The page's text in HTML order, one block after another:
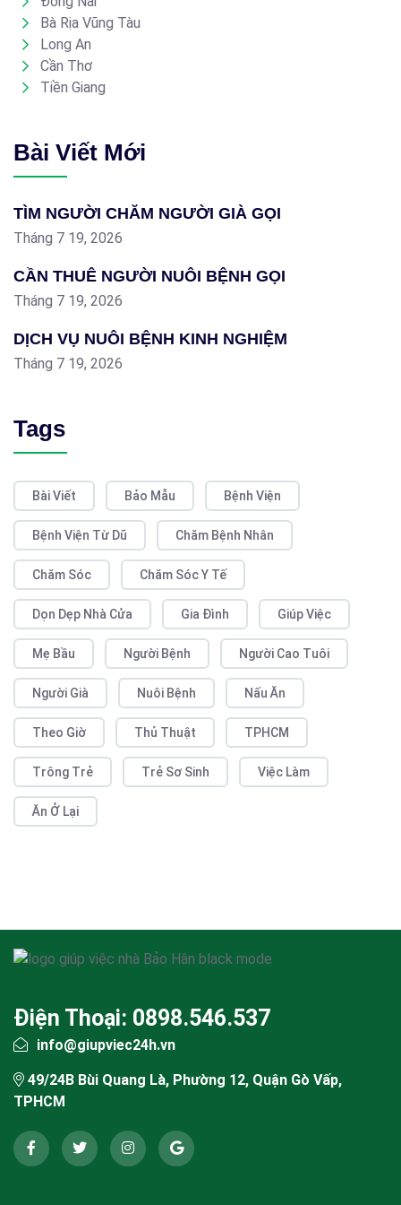
Bà Rịa Vũng Tàu
Long An
Cần Thơ
Tiền Giang
Bài Viết Mới
TÌM NGƯỜI CHĂM NGƯỜI GIÀ GỌI
Tháng 7 19, 2026
CẦN THUÊ NGƯỜI NUÔI BỆNH GỌI
Tháng 7 19, 2026
DỊCH VỤ NUÔI BỆNH KINH NGHIỆM
Tháng 7 19, 2026
Tags
Bài Viết Bảo Mẫu Bệnh Viện
Bệnh Viện Từ Dũ Chăm Bệnh Nhân
Chăm Sóc Chăm Sóc Y Tế
Dọn Dẹp Nhà Cửa Gia Đình Giúp Việc
Mẹ Bầu Người Bệnh Người Cao Tuôi
Người Già Nuôi Bệnh Nấu Ăn
Theo Giờ Thủ Thuật TPHCM
Trông Trẻ Trẻ Sơ Sinh Việc Làm
Ăn Ở Lại
Điện Thoại: 0898.546.537
info@giupviec24h.vn
49/24B Bùi Quang Là, Phường 12, Quận Gò Vấp,
TPHCM